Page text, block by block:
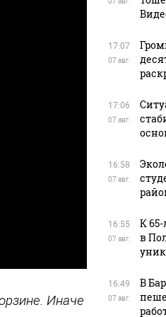
Иначе
17:07
07 авг.
17:06
07 авг.
16:58
07 авг.
16:55
07 авг.
К
в
16:49
07 авг.
В